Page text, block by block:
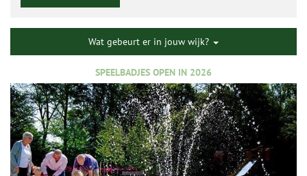
Wat gebeurt er in jouw wijk?
SPEELBADJES OPEN IN 2026